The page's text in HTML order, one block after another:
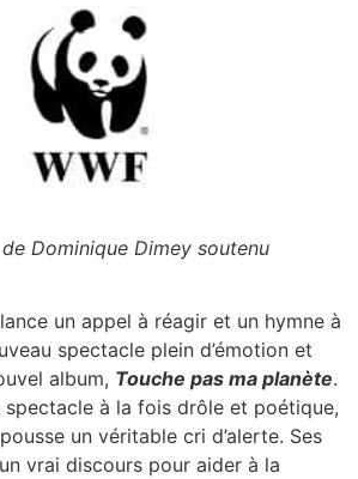
Dominique Dimey soutenu
un appel à réagir et un hymne à
spectacle plein d’émotion et
album, Touche pas ma planète.
spectacle à la fois drôle et poétique,
un véritable cri d’alerte. Ses
vrai discours pour aider à la